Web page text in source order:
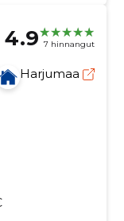
4.9 7 hinnangut
Harjumaa